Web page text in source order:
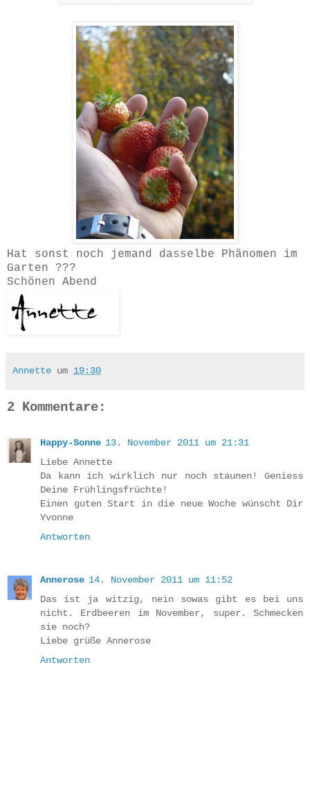
Hat sonst noch jemand dasselbe Phänomen im
Garten ???
Schönen Abend
Annette um 19:30
2 Kommentare:
Happy-Sonne 13. November 2011 um 21:31
Liebe Annette
Da kann ich wirklich nur noch staunen! Geniess
Deine Frühlingsfrüchte!
Einen guten Start in die neue Woche wünscht Dir
Yvonne
Antworten
Annerose 14. November 2011 um 11:52
Das ist ja witzig, nein sowas gibt es bei uns
nicht. Erdbeeren im November, super. Schmecken
sie noch?
Liebe grüße Annerose
Antworten